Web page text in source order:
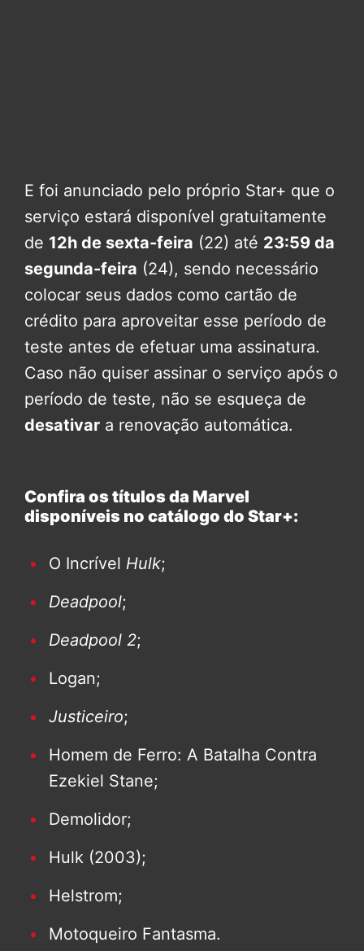
E foi anunciado pelo próprio Star+ que o
serviço estará disponível gratuitamente
de 12h de sexta-feira (22) até 23:59 da
segunda-feira (24), sendo necessário
colocar seus dados como cartão de
crédito para aproveitar esse período de
teste antes de efetuar uma assinatura.
Caso não quiser assinar o serviço após o
período de teste, não se esqueça de
desativar a renovação automática.
Confira os títulos da Marvel
disponíveis no catálogo do Star+:
O Incrível Hulk;
Deadpool;
Deadpool 2;
Logan;
Justiceiro;
Homem de Ferro: A Batalha Contra
Ezekiel Stane;
Demolidor;
Hulk (2003);
Helstrom;
Motoqueiro Fantasma.